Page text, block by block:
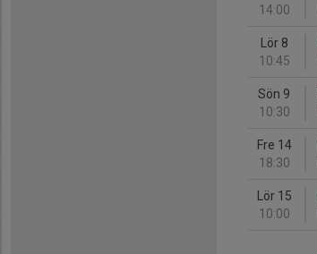
14:00
Lör 8
10:45
Sön 9
10:30
Fre 14
18:30
Lör 15
10:00